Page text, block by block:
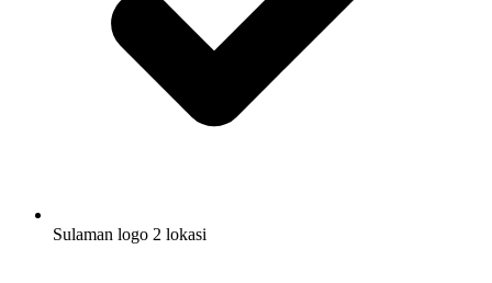
Sulaman logo 2 lokasi